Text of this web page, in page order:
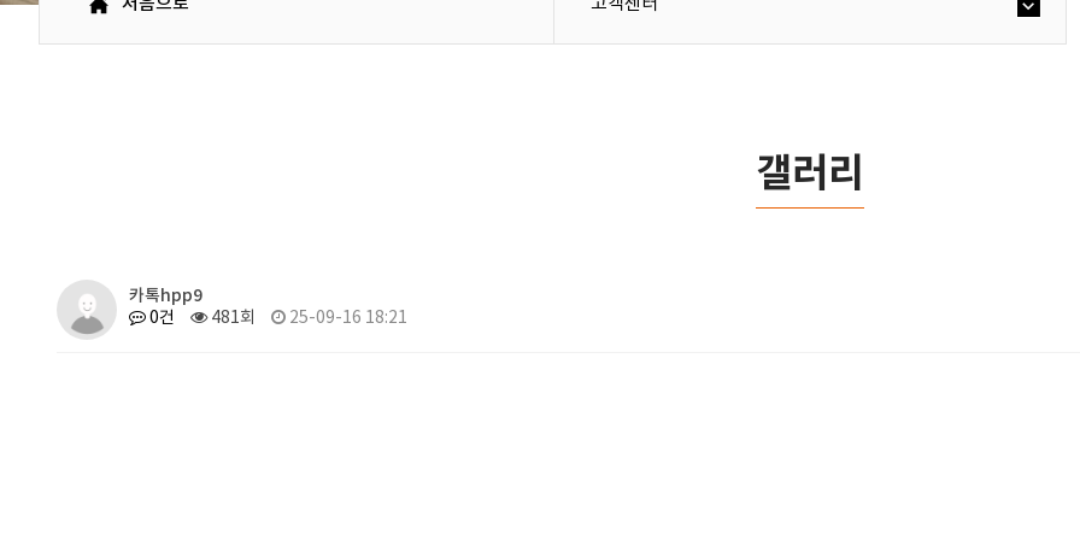
처음으로 고객센터
갤러리
카톡hpp9
0건 481회 25-09-16 18:21